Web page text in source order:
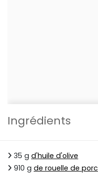
Ingrédients
35 g d'huile d'olive
910 g de rouelle de porc